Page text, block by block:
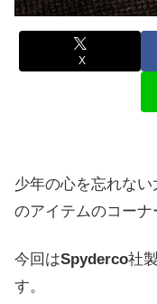
X
少年の心を忘れな
のアイテムのコーナ
今回はSpyderco社
す。